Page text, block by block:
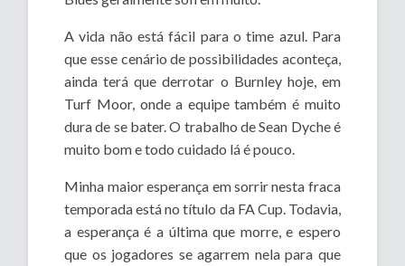
A vida não está fácil para o time azul. Para
que esse cenário de possibilidades aconteça,
ainda terá que derrotar o Burnley hoje, em
Turf Moor, onde a equipe também é muito
dura de se bater. O trabalho de Sean Dyche é
muito bom e todo cuidado lá é pouco.
Minha maior esperança em sorrir nesta fraca
temporada está no título da FA Cup. Todavia,
a esperança é a última que morre, e espero
que os jogadores se agarrem nela para que